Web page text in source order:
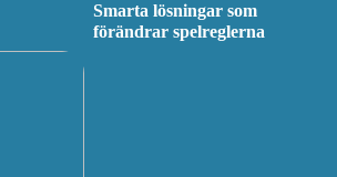
Smarta lösningar som
förändrar spelreglerna